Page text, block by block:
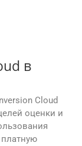
в
Cloud
оценки и